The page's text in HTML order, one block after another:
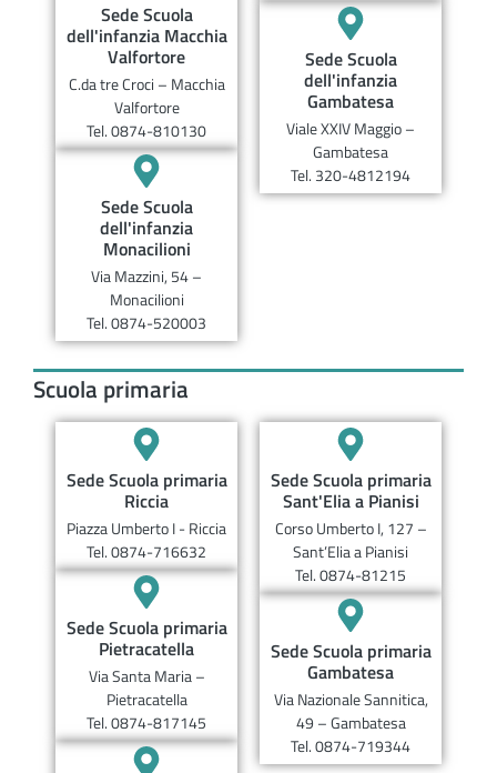
Sede Scuola
dell'infanzia Macchia
Valfortore
C.da tre Croci – Macchia
Valfortore
Tel. 0874-810130
Sede Scuola
dell'infanzia
Monacilioni
Via Mazzini, 54 –
Monacilioni
Tel. 0874-520003
Sede Scuola
dell'infanzia
Gambatesa
Viale XXIV Maggio –
Gambatesa
Tel. 320-4812194
Scuola primaria
Sede Scuola primaria
Riccia
Piazza Umberto I - Riccia
Tel. 0874-716632
Sede Scuola primaria
Pietracatella
Via Santa Maria –
Pietracatella
Tel. 0874-817145
Sede Scuola primaria
Sant'Elia a Pianisi
Corso Umberto I, 127 –
Sant’Elia a Pianisi
Tel. 0874-81215
Sede Scuola primaria
Gambatesa
Via Nazionale Sannitica,
49 – Gambatesa
Tel. 0874-719344